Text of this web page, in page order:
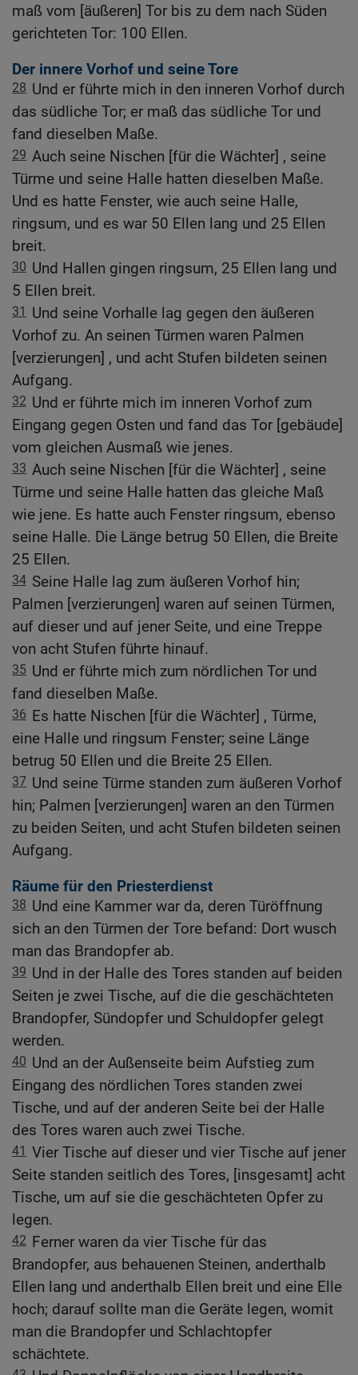
maß vom [äußeren] Tor bis zu dem nach Süden
gerichteten Tor: 100 Ellen.
Der innere Vorhof und seine Tore
28 Und er führte mich in den inneren Vorhof durch
das südliche Tor; er maß das südliche Tor und
fand dieselben Maße.
29 Auch seine Nischen [für die Wächter] , seine
Türme und seine Halle hatten dieselben Maße.
Und es hatte Fenster, wie auch seine Halle,
ringsum, und es war 50 Ellen lang und 25 Ellen
breit.
30 Und Hallen gingen ringsum, 25 Ellen lang und
5 Ellen breit.
31 Und seine Vorhalle lag gegen den äußeren
Vorhof zu. An seinen Türmen waren Palmen
[verzierungen] , und acht Stufen bildeten seinen
Aufgang.
32 Und er führte mich im inneren Vorhof zum
Eingang gegen Osten und fand das Tor [gebäude]
vom gleichen Ausmaß wie jenes.
33 Auch seine Nischen [für die Wächter] , seine
Türme und seine Halle hatten das gleiche Maß
wie jene. Es hatte auch Fenster ringsum, ebenso
seine Halle. Die Länge betrug 50 Ellen, die Breite
25 Ellen.
34 Seine Halle lag zum äußeren Vorhof hin;
Palmen [verzierungen] waren auf seinen Türmen,
auf dieser und auf jener Seite, und eine Treppe
von acht Stufen führte hinauf.
35 Und er führte mich zum nördlichen Tor und
fand dieselben Maße.
36 Es hatte Nischen [für die Wächter] , Türme,
eine Halle und ringsum Fenster; seine Länge
betrug 50 Ellen und die Breite 25 Ellen.
37 Und seine Türme standen zum äußeren Vorhof
hin; Palmen [verzierungen] waren an den Türmen
zu beiden Seiten, und acht Stufen bildeten seinen
Aufgang.
Räume für den Priesterdienst
38 Und eine Kammer war da, deren Türöffnung
sich an den Türmen der Tore befand: Dort wusch
man das Brandopfer ab.
39 Und in der Halle des Tores standen auf beiden
Seiten je zwei Tische, auf die die geschächteten
Brandopfer, Sündopfer und Schuldopfer gelegt
werden.
40 Und an der Außenseite beim Aufstieg zum
Eingang des nördlichen Tores standen zwei
Tische, und auf der anderen Seite bei der Halle
des Tores waren auch zwei Tische.
41 Vier Tische auf dieser und vier Tische auf jener
Seite standen seitlich des Tores, [insgesamt] acht
Tische, um auf sie die geschächteten Opfer zu
legen.
42 Ferner waren da vier Tische für das
Brandopfer, aus behauenen Steinen, anderthalb
Ellen lang und anderthalb Ellen breit und eine Elle
hoch; darauf sollte man die Geräte legen, womit
man die Brandopfer und Schlachtopfer
schächtete.